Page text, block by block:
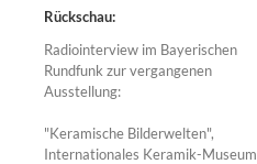
Rückschau:
Radiointerview im Bayerischen
Rundfunk zur vergangenen
Ausstellung:
"Keramische Bilderwelten",
Internationales Keramik-Museum